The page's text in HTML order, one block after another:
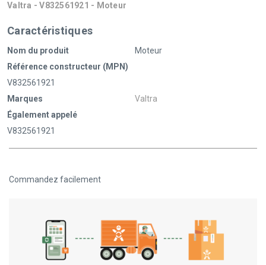
Valtra - V832561921 - Moteur
Caractéristiques
Nom du produit
Moteur
Référence constructeur (MPN)
V832561921
Marques
Valtra
Également appelé
V832561921
Commandez facilement